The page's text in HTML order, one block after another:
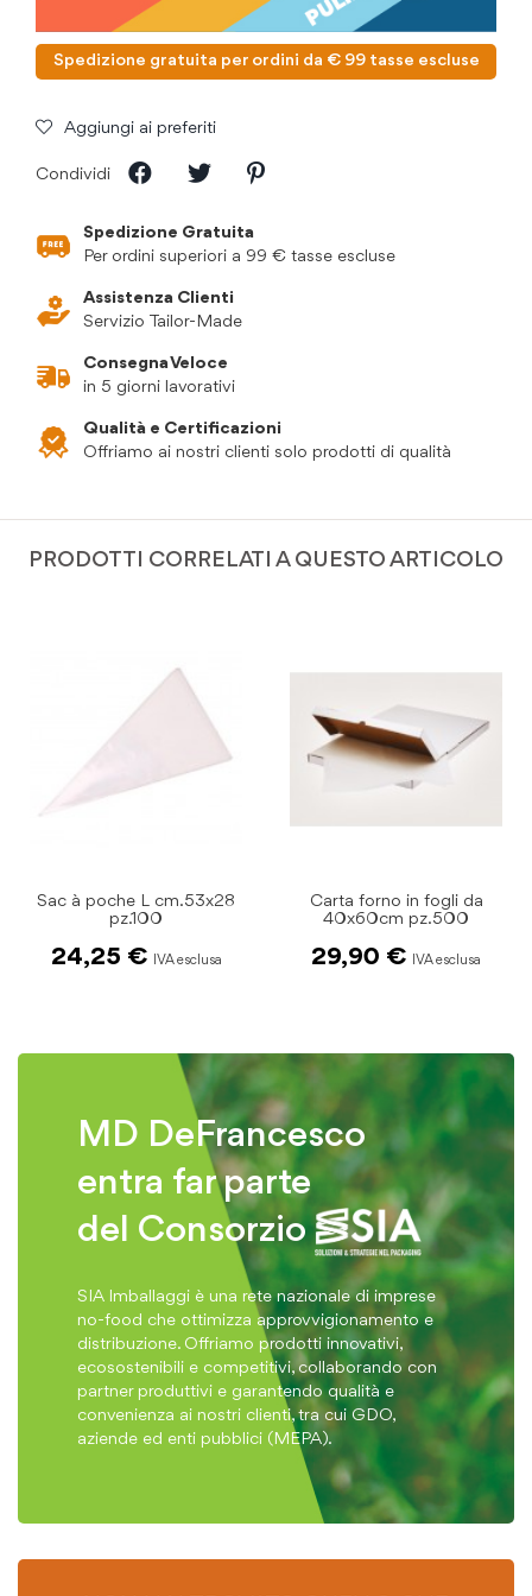
Spedizione gratuita per ordini da € 99 tasse escluse
Aggiungi ai preferiti
Condividi
Spedizione Gratuita
Per ordini superiori a 99 € tasse escluse
Assistenza Clienti
Servizio Tailor-Made
Consegna Veloce
in 5 giorni lavorativi
Qualità e Certificazioni
Offriamo ai nostri clienti solo prodotti di qualità
PRODOTTI CORRELATI A QUESTO ARTICOLO
Carta forno in fogli da
29,90 €
Asciugatutto
AirTech 400
11,90 €
MD DeFrancesco
entra far parte
del Consorzio
SIA Imballaggi è una rete nazionale di imprese
no-food che ottimizza approvvigionamento e
distribuzione. Offriamo prodotti innovativi,
ecosostenibili e competitivi, collaborando con
partner produttivi e garantendo qualità e
convenienza ai nostri clienti, tra cui GDO,
aziende ed enti pubblici (MEPA).